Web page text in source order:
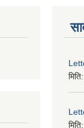
मिति:
मिति: